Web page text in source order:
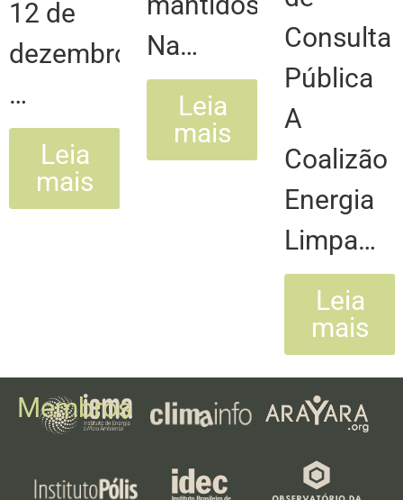
12 de
dezembro,
…
Leia
mais
Na…
Leia
mais
Consulta
Pública
A
Coalizão
Energia
Limpa…
Leia
mais
Membros